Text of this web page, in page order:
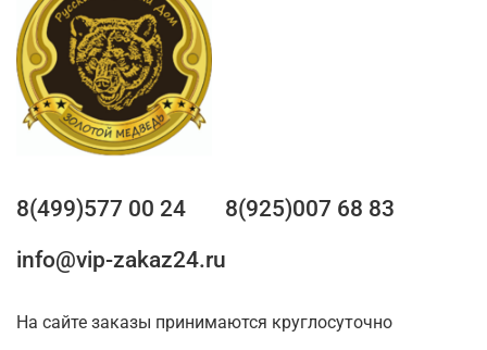
8(499)577 00 24
8(925)007 68 83
info@vip-zakaz24.ru
На сайте заказы принимаются круглосуточно